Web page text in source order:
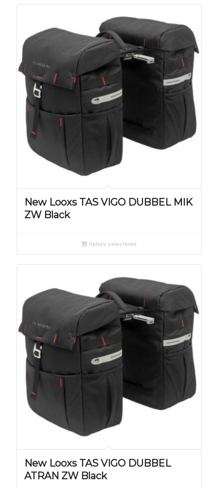
New Looxs TAS VIGO DUBBEL MIK
ZW Black
Opties selecteren
New Looxs TAS VIGO DUBBEL
ATRAN ZW Black